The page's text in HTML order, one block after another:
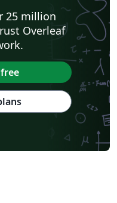
25 million
Overleaf